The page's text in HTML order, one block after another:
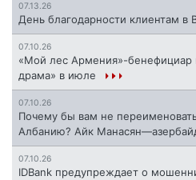
07.13.26
День благодарности клиентам в
07.10.26
«Мой лес Армения»-бенефициар
драма» в июле
07.10.26
Почему бы вам не
Албанию? Айк
07.10.26
IDBank предупреждает о